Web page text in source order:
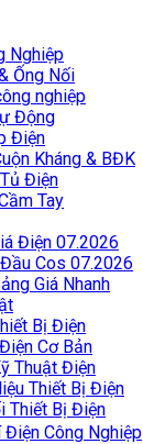
Nghiệp
Ống Nối
nghiệp
Động
Điện
Kháng & BĐK
Điện
Tay
Điện 07.2026
Cos 07.2026
Giá Nhanh
Bị Điện
Cơ Bản
Thuật Điện
Thiết Bị Điện
Thiết Bị Điện
Điện Công Nghiệp